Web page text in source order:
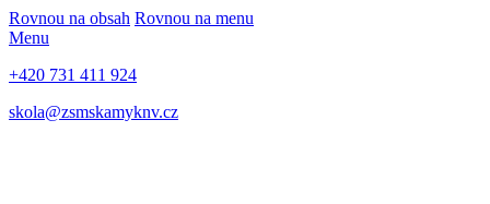
Rovnou na obsah Rovnou na menu
Menu
+420 731 411 924
skola@zsmskamyknv.cz